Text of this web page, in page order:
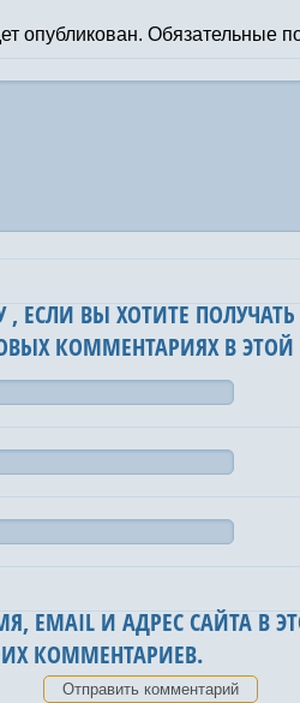
опубликован. Обязательные
, ЕСЛИ ВЫ ХОТИТЕ
КОММЕНТАРИЯХ В ЭТОЙ
EMAIL И АДРЕС САЙТА В
КОММЕНТАРИЕВ.